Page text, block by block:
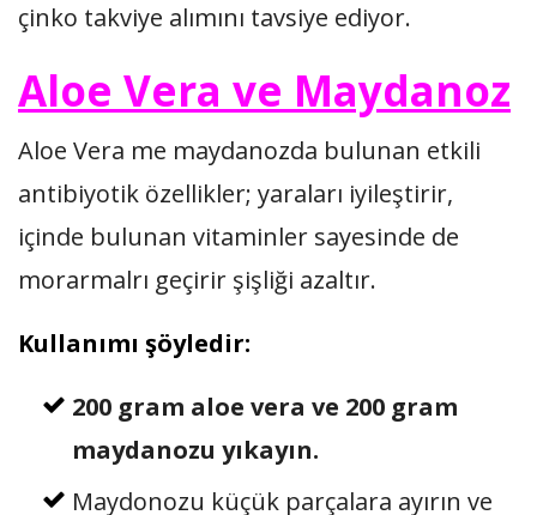
çinko takviye alımını tavsiye ediyor.
Aloe Vera ve Maydanoz
Aloe Vera me maydanozda bulunan etkili
antibiyotik özellikler; yaraları iyileştirir,
içinde bulunan vitaminler sayesinde de
morarmalrı geçirir şişliği azaltır.
Kullanımı şöyledir:
200 gram aloe vera ve 200 gram
maydanozu yıkayın.
Maydonozu küçük parçalara ayırın ve